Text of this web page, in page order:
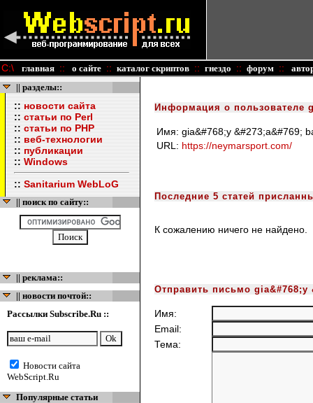
C:\ главная :: о сайте :: каталог скриптов :: гнездо :: форум ::
|| разделы::
::новости сайта
::статьи по Perl
::статьи по PHP
::веб-технологии
::публикации
::Windows
::Sanitarium WebLoG
|| поиск по сайту::
|| реклама::
|| новости почтой::
Рассылки Subscribe.Ru ::
Новости сайта
WebScript.Ru
Популярные статьи
Информация о пользователе
Имя: gia&#768;y &#273;a&#769;
URL: https://neymarsport.com/
Последние 5 статей
К сожалению ничего не найдено.
Отправить письмо gia&#768;y
Имя:
Email:
Тема: